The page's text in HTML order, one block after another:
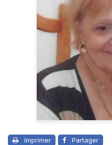
Imprimer Partager